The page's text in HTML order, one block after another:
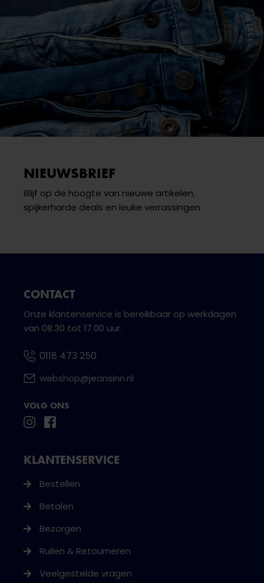
NIEUWSBRIEF
Blijf op de hoogte van nieuwe artikelen,
spijkerharde deals en leuke verrassingen
CONTACT
Onze klantenservice is bereikbaar op werkdagen
van 08.30 tot 17.00 uur.
0118 473 250
webshop@jeansinn.nl
VOLG ONS
KLANTENSERVICE
Bestellen
Betalen
Bezorgen
Ruilen & Retourneren
Veelgestelde vragen